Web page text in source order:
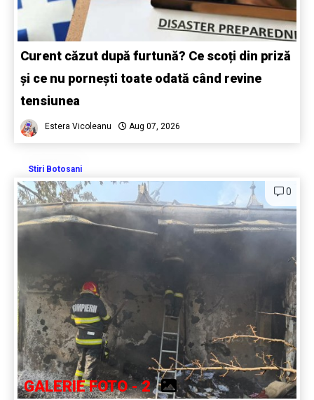
Curent căzut după furtună? Ce scoți din priză
și ce nu pornești toate odată când revine
tensiunea
Estera Vicoleanu Aug 07, 2026
Stiri Botosani
0
GALERIE FOTO - 2